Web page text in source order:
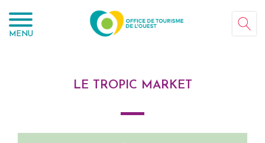
MENU
LE TROPIC MARKET